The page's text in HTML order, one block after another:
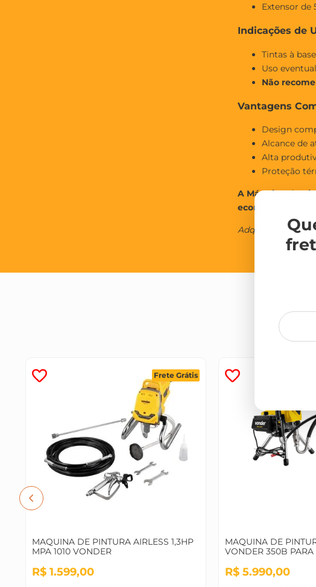
Extensor de
Indicações de
Tintas à
Uso
Não
Vantagens
Design
Alcance de
Alta
Proteção
A Máquina de
economia de
Adquira agora e
Frete Grátis
MAQUINA DE PINTURA AIRLESS 1,3HP
MPA 1010 VONDER
R$ 1.599,00
MAQUINA DE
VONDER 350B PARA
R$ 5.990,00